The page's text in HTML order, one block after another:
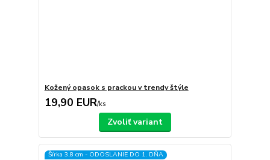
Kožený opasok s prackou v trendy štýle
19,90 EUR/ks
Zvoliť variant
Šírka 3,8 cm - ODOSLANIE DO 1. DŇA